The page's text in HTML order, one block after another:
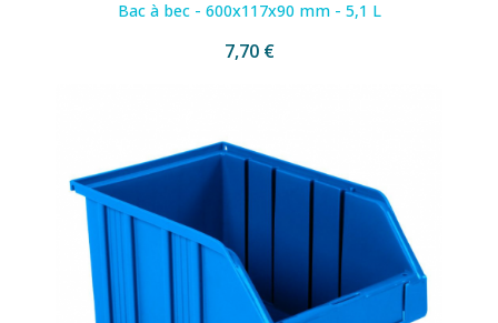
Bac à bec - 600x117x90 mm - 5,1 L
7,70 €